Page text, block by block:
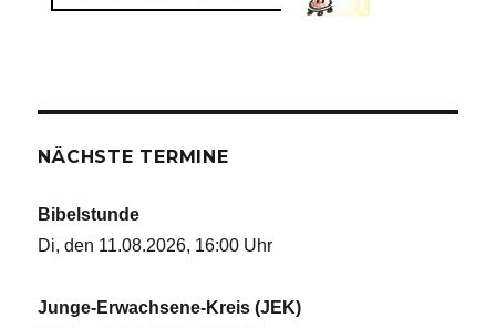
NÄCHSTE TERMINE
Bibelstunde
Di, den 11.08.2026, 16:00 Uhr
Junge-Erwachsene-Kreis (JEK)